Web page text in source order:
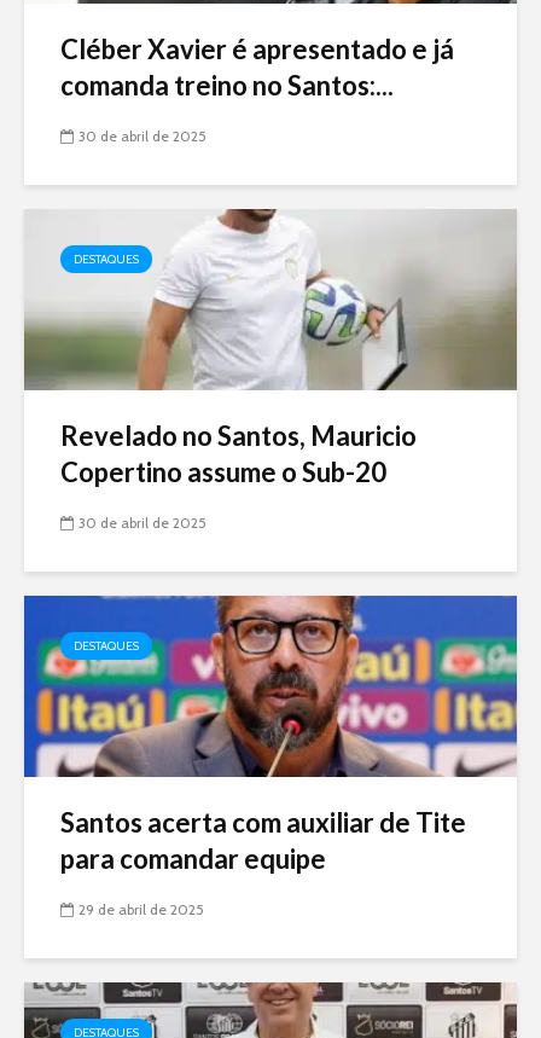
Cléber Xavier é apresentado e já
comanda treino no Santos:...
30 de abril de 2025
DESTAQUES
Revelado no Santos, Mauricio
Copertino assume o Sub-20
30 de abril de 2025
DESTAQUES
Santos acerta com auxiliar de Tite
para comandar equipe
29 de abril de 2025
DESTAQUES